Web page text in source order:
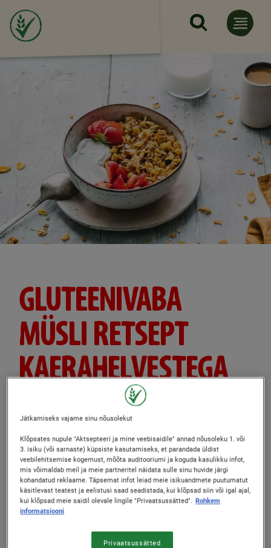
GLUTEENIVABA
MÜSLI RETSEPT
KAERAHELVESTEGA
Author
Nestle Hommikusöögihelbed
PREPARATION TIME
12 min.
COOKING TIME
27 min.
COOLING TIME SKILL LEVEL
Jätkamiseks vajame sinu nõusolekut
Klõpsates nupule "Aktsepteeri ja mine veebisaidile" annad nõusoleku 1. või
3. isiku (või sarnaste) küpsiste kasutamiseks, et parandada üldist
veebilehitsemise kogemust, mõõta auditooriumi ja koguda kasulikku infot,
mis võimaldab meil ja meie partneritel näidata sulle sinu huvide järgi
kohandatud reklaame. Täpsemat infot leiad meie isikuandmete puutumatut
käsitlevast teatest ja eelistusi saad seadistada, kui klõpsad siin või igal ajal,
kui klõpsad meie saidil olevale lingile "Privaatsussätted". Rohkem
informatsiooni
Privaatsussätted